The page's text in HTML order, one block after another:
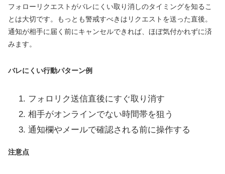
フォローリクエストがバレにくい取り消しのタイミングを知るこ
とは大切です。もっとも警戒すべきはリクエストを送った直後。
通知が相手に届く前にキャンセルできれば、ほぼ気付かれずに済
みます。
バレにくい行動パターン例
フォロリク送信直後にすぐ取り消す
相手がオンラインでない時間帯を狙う
通知欄やメールで確認される前に操作する
注意点